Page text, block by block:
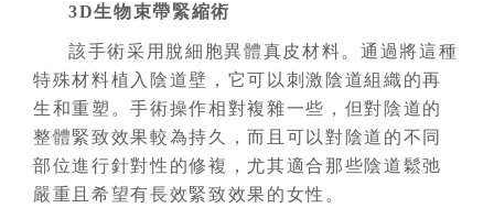
3D生物束帶緊縮術
該手術采用脫細胞異體真皮材料。通過將這種
特殊材料植入陰道壁，它可以刺激陰道組織的再
生和重塑。手術操作相對複雜一些，但對陰道的
整體緊致效果較為持久，而且可以對陰道的不同
部位進行針對性的修複，尤其適合那些陰道鬆弛
嚴重且希望有長效緊致效果的女性。